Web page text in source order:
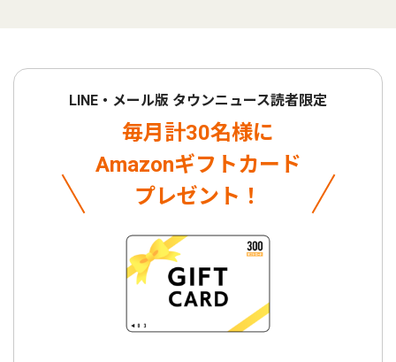
LINE・メール版 タウンニュース読者限定
毎月計30名様に
Amazonギフトカード
プレゼント！